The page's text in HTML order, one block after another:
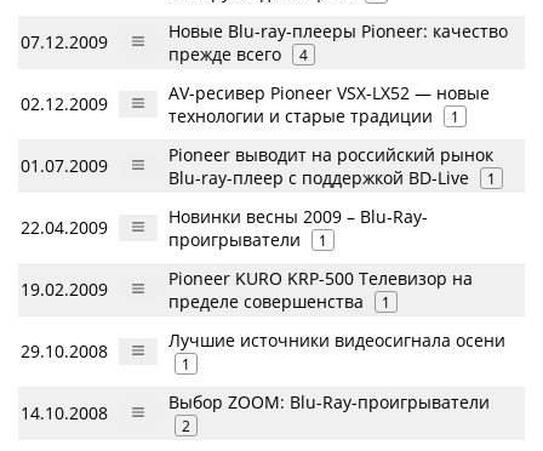
07.12.2009
Новые Blu-ray-плееры Pioneer: качество
прежде всего
4
02.12.2009
AV-ресивер Pioneer VSX-LX52 — новые
технологии и старые традиции
1
01.07.2009
Pioneer выводит на российский рынок
Blu-ray-плеер с поддержкой BD-Live
1
22.04.2009
Новинки весны 2009 – Blu-Ray-
проигрыватели
1
19.02.2009
Pioneer KURO KRP-500 Телевизор на
пределе совершенства
1
29.10.2008 Лучшие источники видеосигнала осени
1
14.10.2008 Выбор ZOOM: Blu-Ray-проигрыватели
2